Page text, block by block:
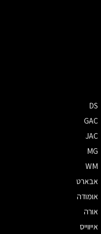
DS
GAC
JAC
MG
WM
אבארט
אומודה
אורה
אייווייס